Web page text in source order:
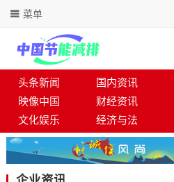
菜单
头条新闻 国内资讯
映像中国
财经资讯
文化娱乐
经济与法